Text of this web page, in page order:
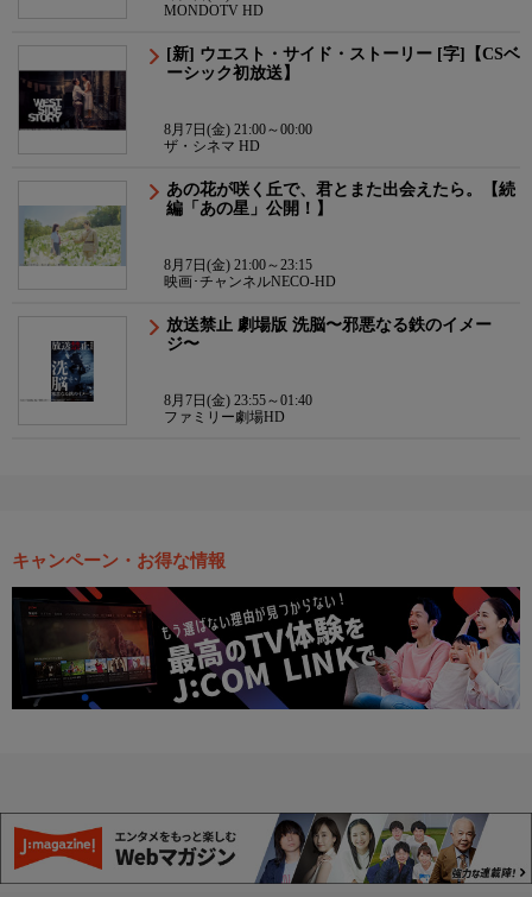
MONDOTV HD
[新] ウエスト・サイド・ストーリー [字]【CSベ
ーシック初放送】
8月7日(金) 21:00～00:00
ザ・シネマ HD
あの花が咲く丘で、君とまた出会えたら。【続
編「あの星」公開！】
8月7日(金) 21:00～23:15
映画･チャンネルNECO-HD
放送禁止 劇場版 洗脳〜邪悪なる鉄のイメー
ジ〜
8月7日(金) 23:55～01:40
ファミリー劇場HD
キャンペーン・お得な情報